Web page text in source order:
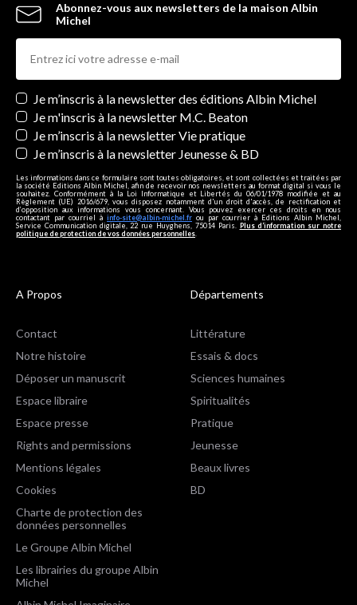
Abonnez-vous aux newsletters de la maison Albin
Michel
Newsletters
Je m’inscris à la newsletter des éditions Albin Michel
Je m'inscris à la newsletter M.C. Beaton
Je m’inscris à la newsletter Vie pratique
Je m’inscris à la newsletter Jeunesse & BD
Les informations dans ce formulaire sont toutes obligatoires, et sont collectées et traitées par
la société Editions Albin Michel, afin de recevoir nos newsletters au format digital si vous le
souhaitez. Conformément à la Loi Informatique et Libertés du 06/01/1978 modifiée et au
Règlement (UE) 2016/679, vous disposez notamment d'un droit d'accès, de rectification et
d’opposition aux informations vous concernant. Vous pouvez exercer ces droits en nous
contactant par courriel à info-site@albin-michel.fr ou par courrier à Editions Albin Michel,
Service Communication digitale, 22 rue Huyghens, 75014 Paris. Plus d’information sur notre
politique de protection de vos données personnelles
A Propos
Contact
Notre histoire
Déposer un manuscrit
Espace libraire
Espace presse
Rights and permissions
Mentions légales
Cookies
Charte de protection des
données personnelles
Le Groupe Albin Michel
Les librairies du groupe Albin
Michel
Départements
Littérature
Essais & docs
Sciences humaines
Spiritualités
Pratique
Jeunesse
Beaux livres
BD